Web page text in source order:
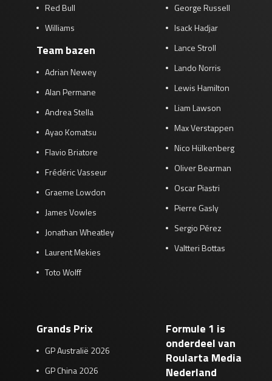
Red Bull
Williams
Team bazen
Adrian Newey
Alan Permane
Andrea Stella
Ayao Komatsu
Flavio Briatore
Frédéric Vasseur
Graeme Lowdon
James Vowles
Jonathan Wheatley
Laurent Mekies
Toto Wolff
George Russell
Isack Hadjar
Lance Stroll
Lando Norris
Lewis Hamilton
Liam Lawson
Max Verstappen
Nico Hülkenberg
Oliver Bearman
Oscar Piastri
Pierre Gasly
Sergio Pérez
Valtteri Bottas
Grands Prix
GP Australië 2026
GP China 2026
Formule 1 is
onderdeel van
Roularta Media
Nederland